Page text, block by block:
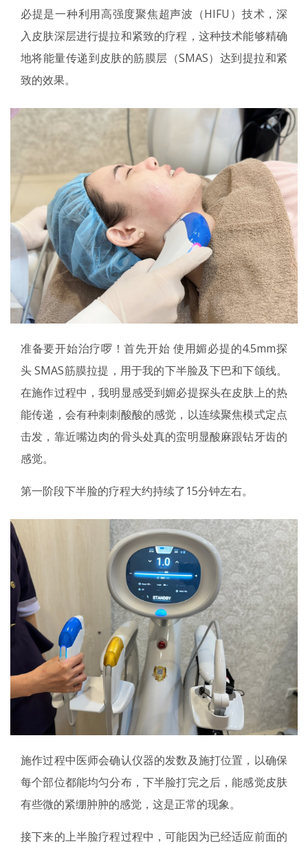
必提是一种利用高强度聚焦超声波（HIFU）技术，深
入皮肤深层进行提拉和紧致的疗程，这种技术能够精确
地将能量传递到皮肤的筋膜层（SMAS）达到提拉和紧
致的效果。
准备要开始治疗啰！首先开始 使用媚必提的4.5mm探
头 SMAS筋膜拉提，用于我的下半脸及下巴和下颌线。
在施作过程中，我明显感受到媚必提探头在皮肤上的热
能传递，会有种刺刺酸酸的感觉，以连续聚焦模式定点
击发，靠近嘴边肉的骨头处真的蛮明显酸麻跟钻牙齿的
感觉。
第一阶段下半脸的疗程大约持续了15分钟左右。
施作过程中医师会确认仪器的发数及施打位置，以确保
每个部位都能均匀分布，下半脸打完之后，能感觉皮肤
有些微的紧绷肿肿的感觉，这是正常的现象。
接下来的上半脸疗程过程中，可能因为已经适应前面的